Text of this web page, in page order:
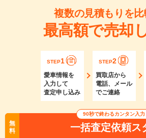
複数の見積もりを
最高額で売却
STEP1
愛車情報を
入力して
査定申し込み
STEP2
買取店から
電話、メール
でご連絡
無
料
90秒で終わるカンタン入力
一括査定依頼ス